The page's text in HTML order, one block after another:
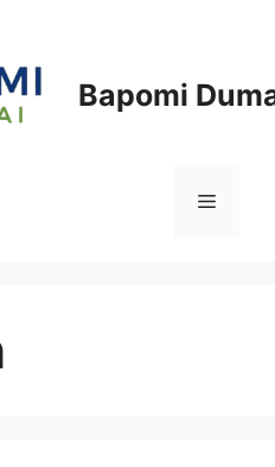
Bapomi
Menu